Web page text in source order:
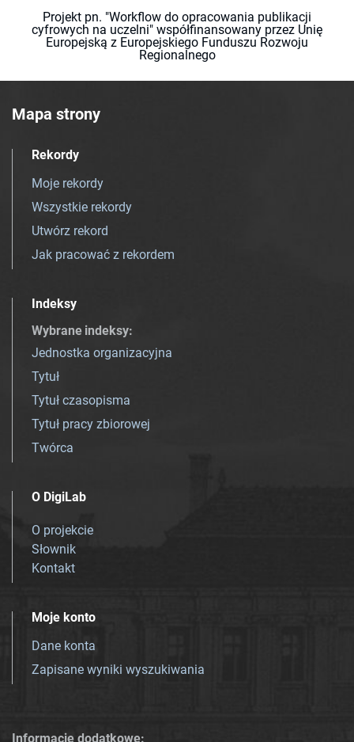
Projekt pn. "Workflow do opracowania publikacji
cyfrowych na uczelni" współfinansowany przez Unię
Europejską z Europejskiego Funduszu Rozwoju
Regionalnego
Mapa strony
Rekordy
Moje rekordy
Wszystkie rekordy
Utwórz rekord
Jak pracować z rekordem
Indeksy
Wybrane indeksy:
Jednostka organizacyjna
Tytuł
Tytuł czasopisma
Tytuł pracy zbiorowej
Twórca
O DigiLab
O projekcie
Słownik
Kontakt
Moje konto
Dane konta
Zapisane wyniki wyszukiwania
Informacje dodatkowe: